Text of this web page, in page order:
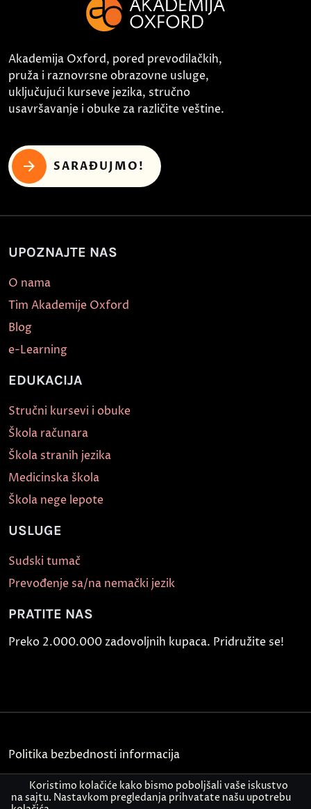
Akademija Oxford, pored prevodilačkih,
pruža i raznovrsne obrazovne usluge,
uključujući kurseve jezika, stručno
usavršavanje i obuke za različite veštine.
SARAĐUJMO!
UPOZNAJTE NAS
O nama
Tim Akademije Oxford
Blog
e-Learning
EDUKACIJA
Stručni kursevi i obuke
Škola računara
Škola stranih jezika
Medicinska škola
Škola nege lepote
USLUGE
Sudski tumač
Prevođenje sa/na nemački jezik
PRATITE NAS
Preko 2.000.000 zadovoljnih kupaca. Pridružite se!
Politika bezbednosti informacija
Kontakt
Koristimo kolačiće kako bismo poboljšali vaše iskustvo
na sajtu. Nastavkom pregledanja prihvatate našu upotrebu